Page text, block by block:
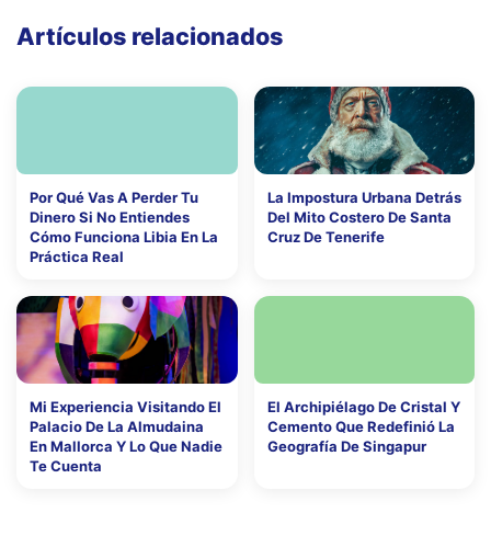
Artículos relacionados
Por Qué Vas A Perder Tu
Dinero Si No Entiendes
Cómo Funciona Libia En La
Práctica Real
La Impostura Urbana Detrás
Del Mito Costero De Santa
Cruz De Tenerife
Mi Experiencia Visitando El
Palacio De La Almudaina
En Mallorca Y Lo Que Nadie
Te Cuenta
El Archipiélago De Cristal Y
Cemento Que Redefinió La
Geografía De Singapur